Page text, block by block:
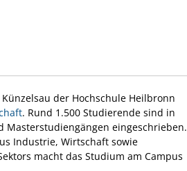
der Hochschule Heilbronn
. Rund 1.500 Studierende sind in
Masterstudiengängen eingeschrieben.
Industrie, Wirtschaft sowie
macht das Studium am Campus